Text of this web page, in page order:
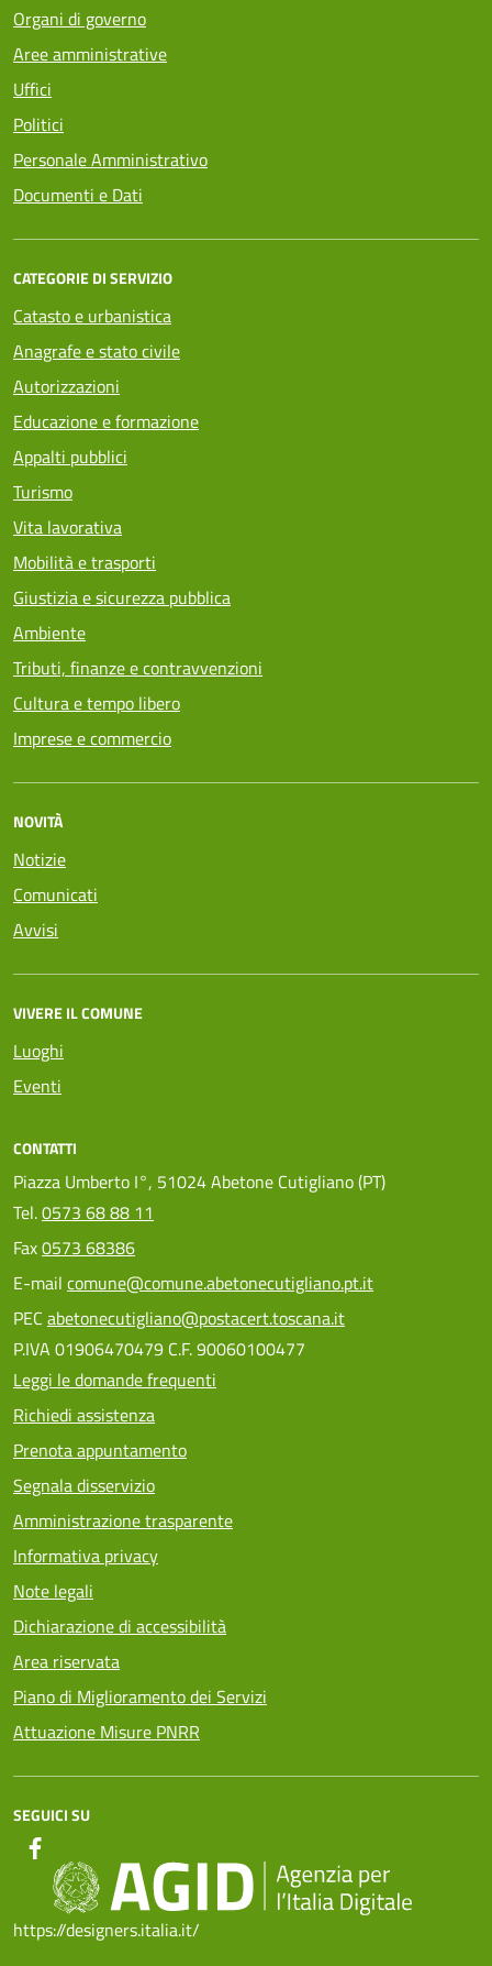
Organi di governo
Aree amministrative
Uffici
Politici
Personale Amministrativo
Documenti e Dati
CATEGORIE DI SERVIZIO
Catasto e urbanistica
Anagrafe e stato civile
Autorizzazioni
Educazione e formazione
Appalti pubblici
Turismo
Vita lavorativa
Mobilità e trasporti
Giustizia e sicurezza pubblica
Ambiente
Tributi, finanze e contravvenzioni
Cultura e tempo libero
Imprese e commercio
NOVITÀ
Notizie
Comunicati
Avvisi
VIVERE IL COMUNE
Luoghi
Eventi
CONTATTI
Piazza Umberto I°, 51024 Abetone Cutigliano (PT)
Tel.0573 68 88 11
Fax0573 68386
E-mail comune@comune.abetonecutigliano.pt.it
PEC abetonecutigliano@postacert.toscana.it
P.IVA 01906470479 C.F. 90060100477
Leggi le domande frequenti
Richiedi assistenza
Prenota appuntamento
Segnala disservizio
Amministrazione trasparente
Informativa privacy
Note legali
Dichiarazione di accessibilità
Area riservata
Piano di Miglioramento dei Servizi
Attuazione Misure PNRR
SEGUICI SU
https://designers.italia.it/